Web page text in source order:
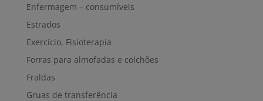
Enfermagem – consumíveis
Estrados
Exercício, Fisioterapia
Forras para almofadas e colchões
Fraldas
Gruas de transferência